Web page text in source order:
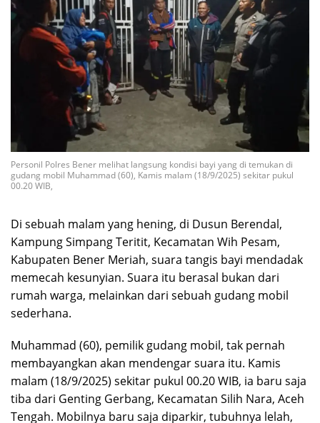
Personil Polres Bener melihat langsung kondisi bayi yang di temukan di
gudang mobil Muhammad (60), Kamis malam (18/9/2025) sekitar pukul
00.20 WIB,
Di sebuah malam yang hening, di Dusun Berendal,
Kampung Simpang Teritit, Kecamatan Wih Pesam,
Kabupaten Bener Meriah, suara tangis bayi mendadak
memecah kesunyian. Suara itu berasal bukan dari
rumah warga, melainkan dari sebuah gudang mobil
sederhana.
Muhammad (60), pemilik gudang mobil, tak pernah
membayangkan akan mendengar suara itu. Kamis
malam (18/9/2025) sekitar pukul 00.20 WIB, ia baru saja
tiba dari Genting Gerbang, Kecamatan Silih Nara, Aceh
Tengah. Mobilnya baru saja diparkir, tubuhnya lelah,